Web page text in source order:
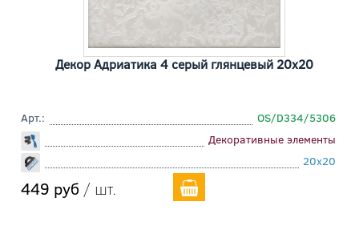
Декор Адриатика 4 серый глянцевый 20x20
Арт.:
OS/D334/5306
Декоративные элементы
20x20
449 руб / шт.